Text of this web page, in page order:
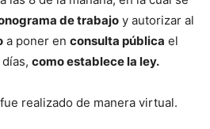
de trabajo y autorizar al
a poner en consulta pública el
como establece la ley.
realizado de manera virtual.